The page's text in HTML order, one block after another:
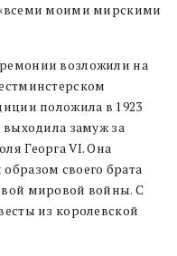
«всеми моими мирскими
возложили на
положила в 1923
выходила замуж за
Георга VI. Она
своего брата
мировой войны. С
из королевской